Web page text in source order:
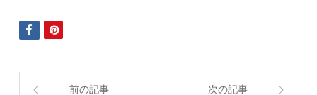
前の記事 次の記事